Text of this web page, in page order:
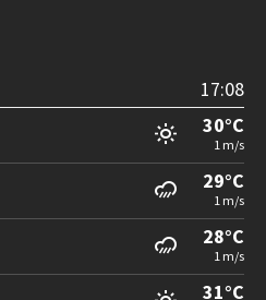
17:08
30°C
1 m/s
29°C
1 m/s
28°C
1 m/s
31°C